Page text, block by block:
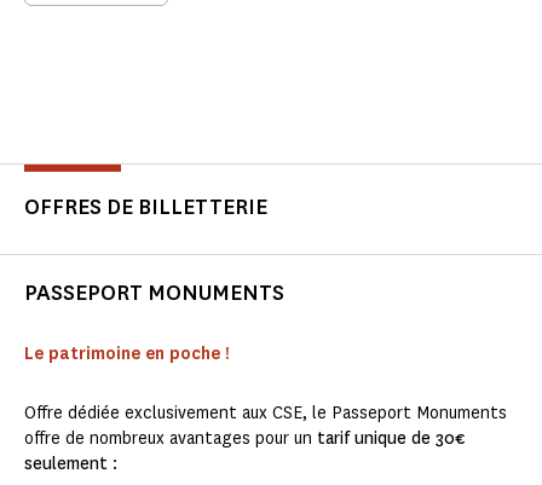
OFFRES DE BILLETTERIE
PASSEPORT MONUMENTS
Le patrimoine en poche !
Offre dédiée exclusivement aux CSE, le Passeport Monuments
offre de nombreux avantages pour un tarif unique de 30€
seulement :